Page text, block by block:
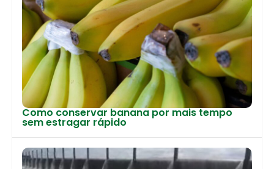
Como conservar banana por mais tempo
sem estragar rápido